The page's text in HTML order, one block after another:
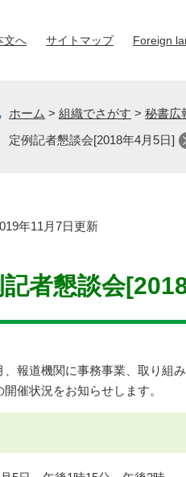
文へ サイトマップ Foreign
ホーム > 組織でさがす > 秘書広
定例記者懇談会[2018年4月5日]
年11月7日更新
記者懇談会
、報道機関に事務事業、取り組
催状況をお知らせします。